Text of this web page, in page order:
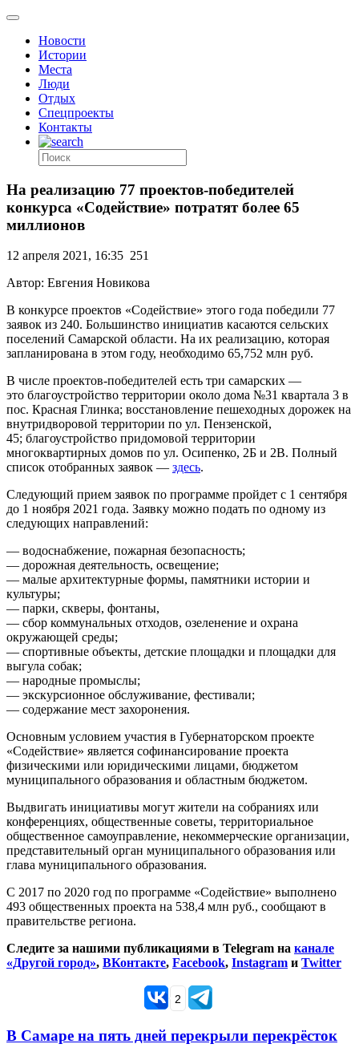
Новости
Истории
Места
Люди
Отдых
Спецпроекты
Контакты
На реализацию 77 проектов-победителей
конкурса «Содействие» потратят более 65
миллионов
12 апреля 2021, 16:35 251
Автор: Евгения Новикова
В конкурсе проектов «Содействие» этого года победили 77
заявок из 240. Большинство инициатив касаются сельских
поселений Самарской области. На их реализацию, которая
запланирована в этом году, необходимо 65,752 млн руб.
В числе проектов-победителей есть три самарских —
это благоустройство территории около дома №31 квартала 3 в
пос. Красная Глинка; восстановление пешеходных дорожек на
внутридворовой территории по ул. Пензенской,
45; благоустройство придомовой территории
многоквартирных домов по ул. Осипенко, 2Б и 2В. Полный
список отобранных заявок — здесь.
Следующий прием заявок по программе пройдет с 1 сентября
до 1 ноября 2021 года. Заявку можно подать по одному из
следующих направлений:
— водоснабжение, пожарная безопасность;
— дорожная деятельность, освещение;
— малые архитектурные формы, памятники истории и
культуры;
— парки, скверы, фонтаны,
— сбор коммунальных отходов, озеленение и охрана
окружающей среды;
— спортивные объекты, детские площадки и площадки для
выгула собак;
— народные промыслы;
— экскурсионное обслуживание, фестивали;
— содержание мест захоронения.
Основным условием участия в Губернаторском проекте
«Содействие» является софинансирование проекта
физическими или юридическими лицами, бюджетом
муниципального образования и областным бюджетом.
Выдвигать инициативы могут жители на собраниях или
конференциях, общественные советы, территориальное
общественное самоуправление, некоммерческие организации,
представительный орган муниципального образования или
глава муниципального образования.
С 2017 по 2020 год по программе «Содействие» выполнено
493 общественных проекта на 538,4 млн руб., сообщают в
правительстве региона.
Следите за нашими публикациями в Telegram на канале
«Другой город», ВКонтакте, Facebook, Instagram и Twitter
2
В Самаре на пять дней перекрыли перекрёсток